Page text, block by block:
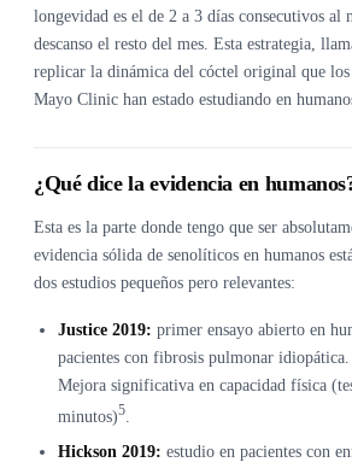
longevidad es el de 2 a 3 días consecutivos al
descanso el resto del mes. Esta estrategia,
replicar la dinámica del cóctel original que los
Mayo Clinic han estado estudiando en
¿Qué dice la evidencia en
Esta es la parte donde tengo que ser
evidencia sólida de senolíticos en humanos
dos estudios pequeños pero relevantes:
Justice 2019: primer ensayo abierto en
pacientes con fibrosis pulmonar
Mejora significativa en capacidad física
minutos)5
Hickson 2019: estudio en pacientes con